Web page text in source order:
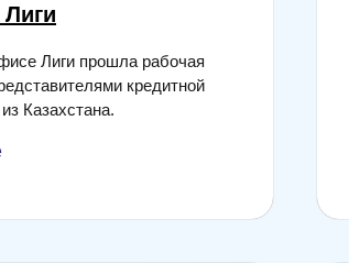
Лиги
Лиги прошла рабочая
кредитной
Казахстана.